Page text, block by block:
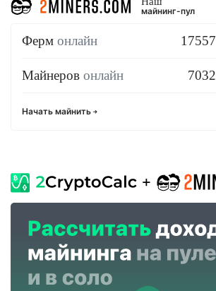
майнинг-пул
Ферм онлайн 17557
Майнеров онлайн 7032
Начать майнить